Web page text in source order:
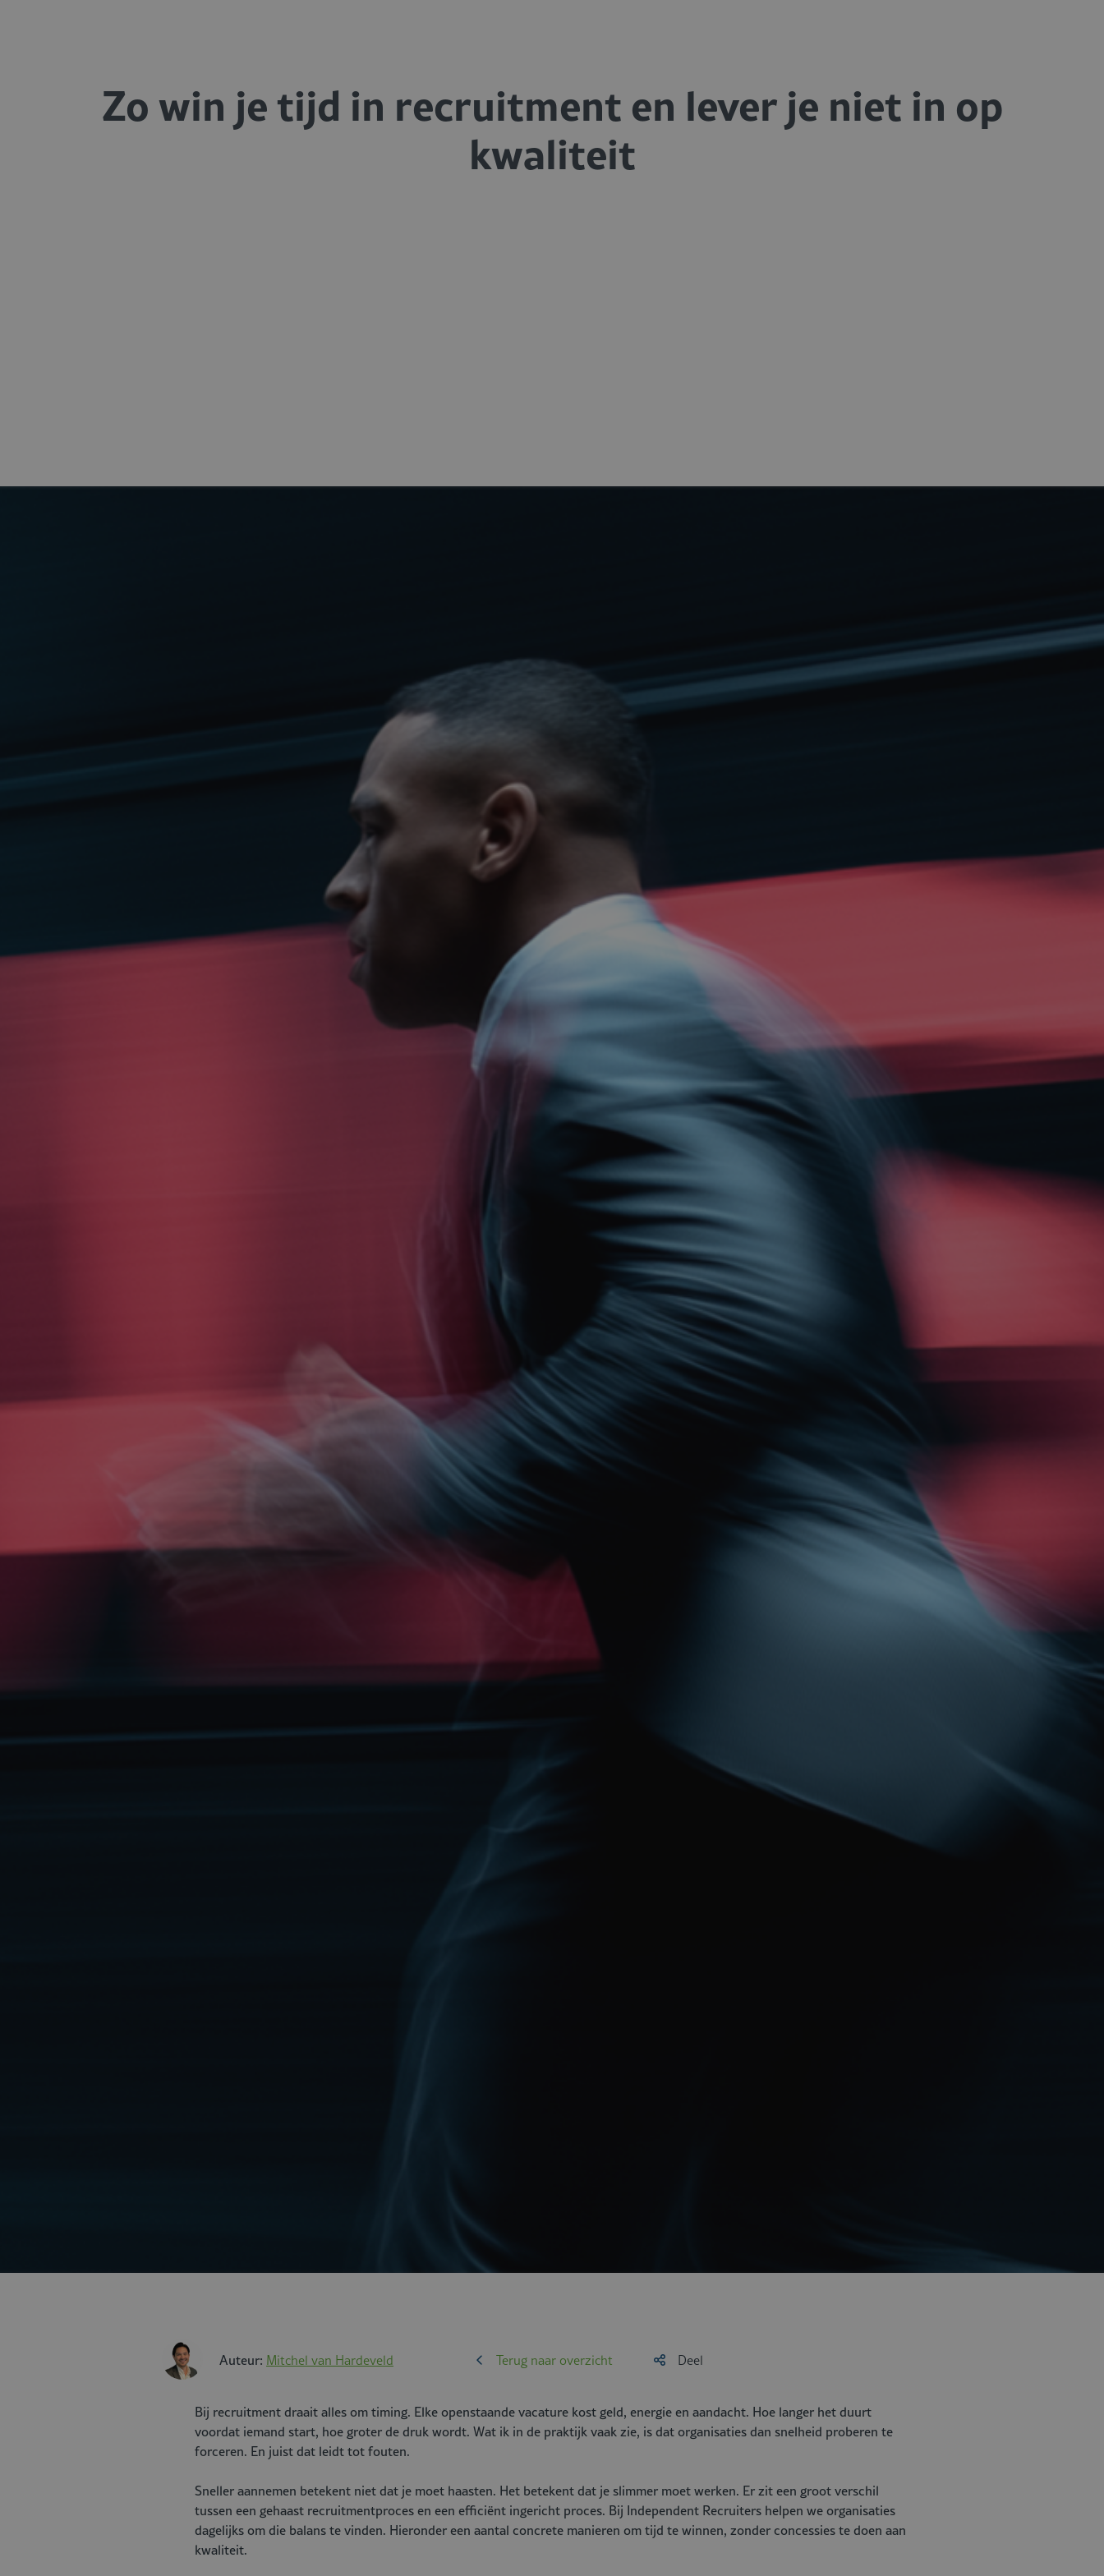
Zo win je tijd in recruitment en lever je niet in op
kwaliteit
Auteur: Mitchel van Hardeveld Terug naar overzicht Deel
Bij recruitment draait alles om timing. Elke openstaande vacature kost geld, energie en aandacht. Hoe langer het duurt
voordat iemand start, hoe groter de druk wordt. Wat ik in de praktijk vaak zie, is dat organisaties dan snelheid proberen te
forceren. En juist dat leidt tot fouten.
Sneller aannemen betekent niet dat je moet haasten. Het betekent dat je slimmer moet werken. Er zit een groot verschil
tussen een gehaast recruitmentproces en een efficiënt ingericht proces. Bij Independent Recruitershelpen we organisaties
dagelijks om die balans te vinden. Hieronder een aantal concrete manieren om tijd te winnen, zonder concessies te doen aan
kwaliteit.